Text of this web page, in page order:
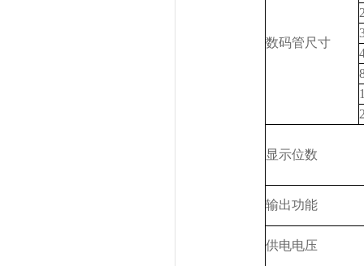
数码管尺寸
显示位数
输出功能
供电电压